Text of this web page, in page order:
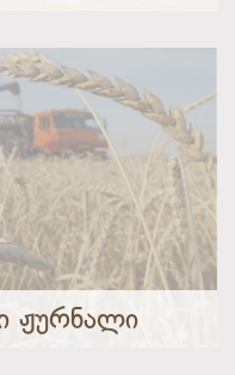
ᲟᲣᲠᲜᲐᲚᲘ